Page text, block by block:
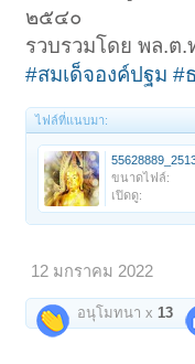
๒๕๔๐
รวบรวมโดย พล.ต
#สมเด็จองค์ปฐม #
ไฟล์ที่แนบมา:
ขนาดไฟล์:
เปิดดู:
12 มกราคม 2022
อนุโมทนา x13